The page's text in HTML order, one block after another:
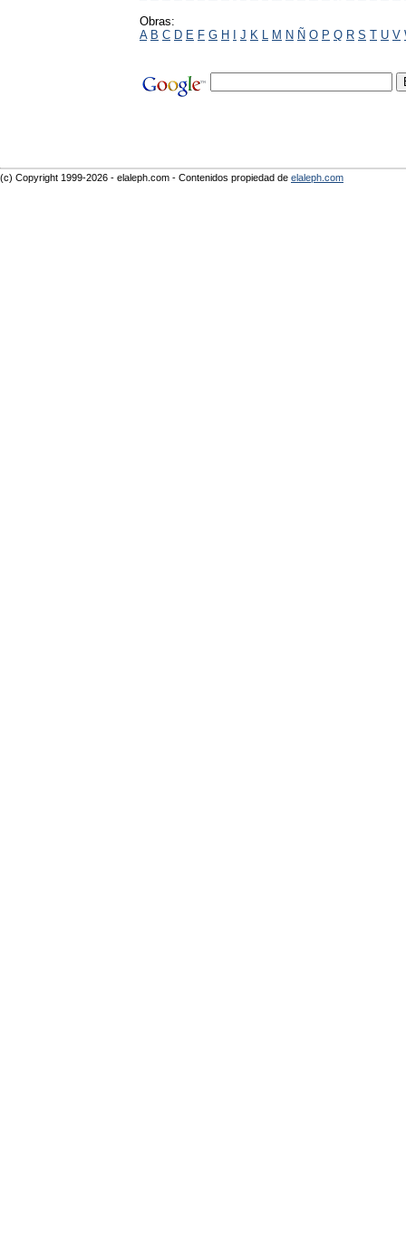
Obras:
A B C D E F G H I J K L M N Ñ O P Q R S T U V
(c) Copyright 1999-2026 - elaleph.com - Contenidos propiedad de elaleph.com